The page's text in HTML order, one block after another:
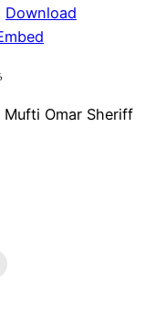
Download
Mufti Omar Sheriff